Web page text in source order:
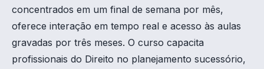
concentrados em um final de semana por mês,
oferece interação em tempo real e acesso às aulas
gravadas por três meses. O curso capacita
profissionais do Direito no planejamento sucessório,